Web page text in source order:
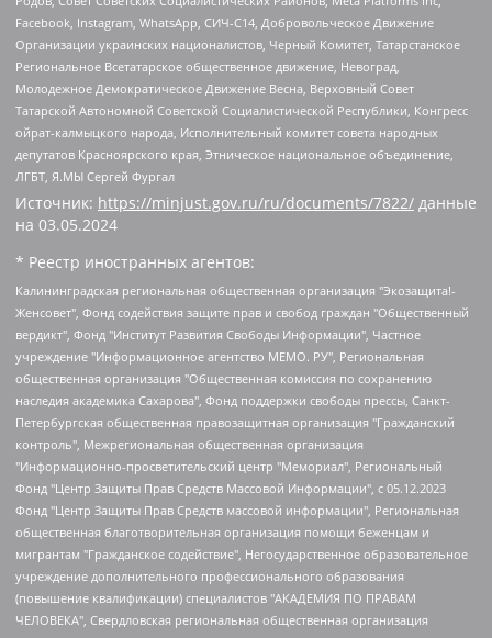
Facebook, Instagram, WhatsApp, СИЧ-С14, Добровольческое Движение
Организации украинских националистов, Черный Комитет, Татарстанское
Региональное Всетатарское общественное движение, Невоград,
Молодежное Демократическое Движение Весна, Верховный Совет
Татарской Автономной Советской Социалистической Республики, Конгресс
ойрат-калмыцкого народа, Исполнительный комитет совета народных
депутатов Красноярского края, Этническое национальное объединение,
ЛГБТ, Я.МЫ Сергей Фургал
Источник: https://minjust.gov.ru/ru/documents/7822/ данные
на 03.05.2024
* Реестр иностранных агентов:
Калининградская региональная общественная организация "Экозащита!-Женсовет", Фонд содействия защите прав и свобод граждан "Общественный вердикт", Фонд "Институт Развития Свободы Информации", Частное учреждение "Информационное агентство МЕМО. РУ", Региональная общественная организация "Общественная комиссия по сохранению наследия академика Сахарова", Фонд поддержки свободы прессы, Санкт-Петербургская общественная правозащитная организация "Гражданский контроль", Межрегиональная общественная организация "Информационно-просветительский центр "Мемориал", Региональный Фонд "Центр Защиты Прав Средств Массовой Информации", с 05.12.2023 Фонд "Центр Защиты Прав Средств массовой информации", Региональная общественная благотворительная организация помощи беженцам и мигрантам "Гражданское содействие", Негосударственное образовательное учреждение дополнительного профессионального образования (повышение квалификации) специалистов "АКАДЕМИЯ ПО ПРАВАМ ЧЕЛОВЕКА", Свердловская региональная общественная организация "Сутяжник", Автономная некоммерческая организация "Центр независимых социологических исследований", Союз общественных объединений "Российский исследовательский центр по правам человека", Региональное общественное учреждение научно-информационный центр "МЕМОРИАЛ", Некоммерческая организация "Фонд защиты гласности", Автономная некоммерческая организация "Институт прав человека", Городская общественная организация "Екатеринбургское общество "МЕМОРИАЛ", Городская общественная организация "Рязанское историко-просветительское и правозащитное общество "Мемориал" (Рязанский Мемориал), Челябинский региональный орган общественной самодеятельности – женское общественное объединение "Женщины Евразии", Челябинский региональный орган общественной самодеятельности "Уральская правозащитная группа", Фонд содействия защите здоровья и социальной справедливости имени Андрея Рылькова, Автономная Некоммерческая Организация "Аналитический Центр Юрия Левады", Автономная некоммерческая организация социальной поддержки населения "Проект Апрель", Региональная общественная организация помощи женщинам и детям, находящимся в кризисной ситуации "Информационно-методический центр "Анна", Фонд содействия развитию массовых коммуникаций и правовому просвещению "Так-так-Так", Фонд содействия устойчивому развитию "Серебряная тайга", Свердловский региональный общественный фонд социальных проектов "Новое время", "Idel.Реалии", Кавказ.Реалии, Крым.Реалии, Телеканал Настоящее Время, Татаро-башкирская служба Радио Свобода (Azatliq Radiosi), Радио Свободная Европа/Радио Свобода (PCE/PC), "Сибирь.Реалии", "Фактограф", Благотворительный фонд помощи осужденным и их семьям, Автономная некоммерческая организация "Институт глобализации и социальных движений", Фонд "В защиту прав заключенных", Частное учреждение "Центр поддержки и содействия развитию средств массовой информации", Пензенский региональный общественный благотворительный фонд "Гражданский союз", "Север.Реалии", Некоммерческая организация Фонд "Правовая инициатива", Общество с ограниченной ответственностью "Радио Свободная Европа/Радио Свобода", Чешское информационное агентство "MEDIUM-ORIENT", Красноярская региональная общественная организация "Мы против СПИДа", Камалягин Денис Николаевич, Маркелов Сергей Евгеньевич, Пономарев Лев Александрович, Савицкая Людмила Алексеевна, Автономная некоммерческая организация "Центр по работе с проблемой насилия "НАСИЛИЮ.НЕТ", Межрегиональный профессиональный союз работников здравоохранения "Альянс врачей", Юридическое лицо, зарегистрированное в Латвийской Республике, SIA "Medusa Project" (регистрационный номер 40103797863, дата регистрации 10.06.2014), Некоммерческая организация "Фонд по борьбе с коррупцией", Автономная некоммерческая организация "Институт права и публичной политики", Баданин Роман Сергеевич, Гликин Максим Александрович, Железнова Мария Михайловна, Лукьянова Юлия Сергеевна, Маетная Елизавета Витальевна, Маняхин Петр Борисович, Чуракова Ольга Владимировна, Ярош Юлия Петровна, Юридическое лицо "The Insider SIA", зарегистрированное в Риге, Латвийская Республика (дата регистрации 26.06.2015), являющееся администратором доменного имени интернет-издания "The Insider SIA", https://theins.ru, Постернак Алексей Евгеньевич, Рубин Михаил Аркадьевич, Анин Роман Александрович, Юридическое лицо Istories fonds, зарегистрированное в Латвийской Республике (регистрационный номер 50008295751, дата регистрации 24.02.2020), Великовский Дмитрий Александрович, Долинина Ирина Николаевна, Мароховская Алеся Алексеевна, Шлейнов Роман Юрьевич, Шмагун Олеся Валентиновна, Общество с ограниченной ответственностью "Альтаир 2021", Общество с ограниченной ответственностью "Вега 2021", Общество с ограниченной ответственностью "Главный редактор 2021", Общество с ограниченной ответственностью "Ромашки монолит", Важенков Артем Валерьевич, Ивановская областная общественная организация "Центр гендерных исследований", Гурман Юрий Альбертович, Медиапроект "ОВД-Инфо", Егоров Владимир Владимирович, Жилинский Владимир Александрович, Общество с ограниченной ответственностью "ЗП", Иванова София Юрьевна, Карезина Инна Павловна, Кильтау Екатерина Викторовна, Петров Алексей Викторович, Пискунов Сергей Евгеньевич, Смирнов Сергей Сергеевич, Тихонов Михаил Сергеевич, Общество с ограниченной ответственностью "ЖУРНАЛИСТ-ИНОСТРАННЫЙ АГЕНТ", Арапова Галина Юрьевна, Вольтская Татьяна Анатольевна, Американская компания "Mason G.E.S. Anonymous Foundation" (США), являющаяся владельцем интернет-издания https://mnews.world/, Компания "Stichting Bellingcat", зарегистрированная в Нидерландах (дата регистрации 11.07.2018), Захаров Андрей Вячеславович, Клепиковская Екатерина Дмитриевна, Общество с ограниченной ответственностью "МЕМО", Перл Роман Александрович, Симонов Евгений Алексеевич, Соловьева Елена Анатольевна, Сотников Даниил Владимирович, Сурначева Елизавета Дмитриевна, Автономная некоммерческая организация по защите прав человека и информированию населения "Якутия – Наше Мнение", Общество с ограниченной ответственностью "Москоу диджитал медиа", с 26.01.2023 Общество с ограниченной ответственностью "Чайка Белые сады", Ветошкина Валерия Валерьевна, Заговора Максим Александрович, Межрегиональное общественное движение "Российская ЛГБТ - сеть", Оленичев Максим Владимирович, Павлов Иван Юрьевич, Скворцова Елена Сергеевна, Общество с ограниченной ответственностью "Как бы инагент", Кочетков Игорь Викторович, Общество с ограниченной ответственностью "Честные выборы", Еланчик Олег Александрович, Общество с ограниченной ответственностью "Нобелевский призыв", Гималова Регина Эмилевна, Григорьев Андрей Валерьевич, Григорьева Алина Александровна, Ассоциация по содействию защите прав призывников, альтернативнослужащих и военнослужащих "Правозащитная группа "Гражданин.Армия.Право", Хисамова Регина Фаритовна, Автономная некоммерческая организация по реализации социально-правовых программ "Лилит", Дальневосточное общественное движение "Маяк", Санкт-Петербургская ЛГБТ-инициативная группа "Выход", Инициативная группа ЛГБТ+ "Реверс", Алексеев Андрей Викторович, Бекбулатова Таисия Львовна, Беляев Иван Михайлович, Владыкина Елена Сергеевна, Гельман Марат Александрович, Никульшина Вероника Юрьевна, Толоконникова Надежда Андреевна, Шендерович Виктор Анатольевич, Общество с ограниченной ответственностью "Данное сообщение", Общество с ограниченной ответственностью Издательский дом "Новая глава", Айнбиндер Александра Александровна, Московский комьюнити-центр для ЛГБТ+инициатив, Благотворительный фонд развития филантропии, Deutsche Welle (Германия, Kurt-Schumacher-Strasse 3, 53113 Bonn), Борзунова Мария Михайловна, Воробьев Виктор Викторович, Голубева Анна Львовна, Константинова Алла Михайловна, Малкова Ирина Владимировна, Мурадов Мурад Абдулгалимович, Осетинская Елизавета Николаевна, Понасенков Евгений Николаевич, Ганапольский Матвей Юрьевич, Киселев Евгений Алексеевич, Борухович Ирина Григорьевна, Дремин Иван Тимофеевич, Дубровский Дмитрий Викторович, Красноярская региональная общественная организация поддержки и развития альтернативных образовательных технологий и межкультурных коммуникаций "ИНТЕРРА", Маяковская Екатерина Алексеевна, Фейгин Марк Захарович, Филимонов Андрей Викторович, Дзугкоева Регина Николаевна, Доброхотов Роман Александрович, Дудь Юрий Александрович, Елкин Сергей Владимирович, Кругликов Кирилл Игоревич, Сабунаева Мария Леонидовна, Семенов Алексей Владимирович, Шаинян Карен Багратович, Шульман Екатерина Михайловна, Асафьев Артур Валерьевич, Вахштайн Виктор Семенович, Венедиктов Алексей Алексеевич, Лушникова Екатерина Евгеньевна, Волков Леонид Михайлович, Невзоров Александр Глебович, Пархоменко Сергей Борисович, Сироткин Ярослав Николаевич, Кара-Мурза Владимир Владимирович, Баранова Наталья Владимировна, Гозман Леонид Яковлевич, Кагарлицкий Борис Юльевич, Климарев Михаил Валерьевич, Милов Владимир Станиславович, Автономная некоммерческая организация Краснодарский центр современного искусства "Типография", Моргенштерн Алишер Тагирович, Соболь Любовь Эдуардовна, Общество с ограниченной ответственностью "ЛИЗА НОРМ", Каспаров Гарри Кимович, Ходорковский Михаил Борисович, Общество с ограниченной ответственностью "Апрельские тезисы", Данилович Ирина Брониславовна, Кашин Олег Владимирович, Петров Николай Владимирович, Пивоваров Алексей Владимирович, Соколов Михаил Владимирович, Цветкова Юлия Владимировна, Чичваркин Евгений Александрович, Комитет против пыток/Команда против пыток, Общество с ограниченной ответственностью "Первый научный", Общество с ограниченной ответственностью "Вертолет и ко", Белоцерковская Вероника Борисовна, Кац Максим Евгеньевич, Лазарева Татьяна Юрьевна, Шаведдинов Руслан Табризович, Яшин Илья Валерьевич, Общество с ограниченной ответственностью "Иноагент ААВ", Алешковский Дмитрий Петрович, Альбац Евгения Марковна, Быков Дмитрий Львович, Галямина Юлия Евгеньевна, Лойко Сергей Леонидович, Мартынов Кирилл Константинович, Медведев Сергей Александрович, Крашенинников Федор Геннадиевич, Гордеева Катерина Вл